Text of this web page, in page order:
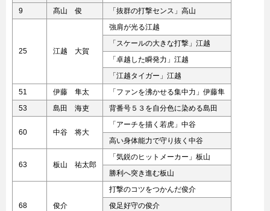
9
髙山 俊 「抜群の打撃センス」高山
25 江越 大賀
強肩が光る江越
「スケールの大きな打撃」江越
「卓越した瞬発力」江越
「江越タイガー」江越
51
伊藤 隼太
「ファンを沸かせる集中力」伊藤隼
53
島田 海吏 背番号５３を自分色に染める島田
60 中谷 将大
「アーチを描く若虎」中谷
高い身体能力で守り抜く中谷
63 板山 祐太郎
「気鋭のヒットメーカー」板山
勝利へ突き進む板山
68 俊介
打撃のコツをつかんだ俊介
俊足好守の俊介